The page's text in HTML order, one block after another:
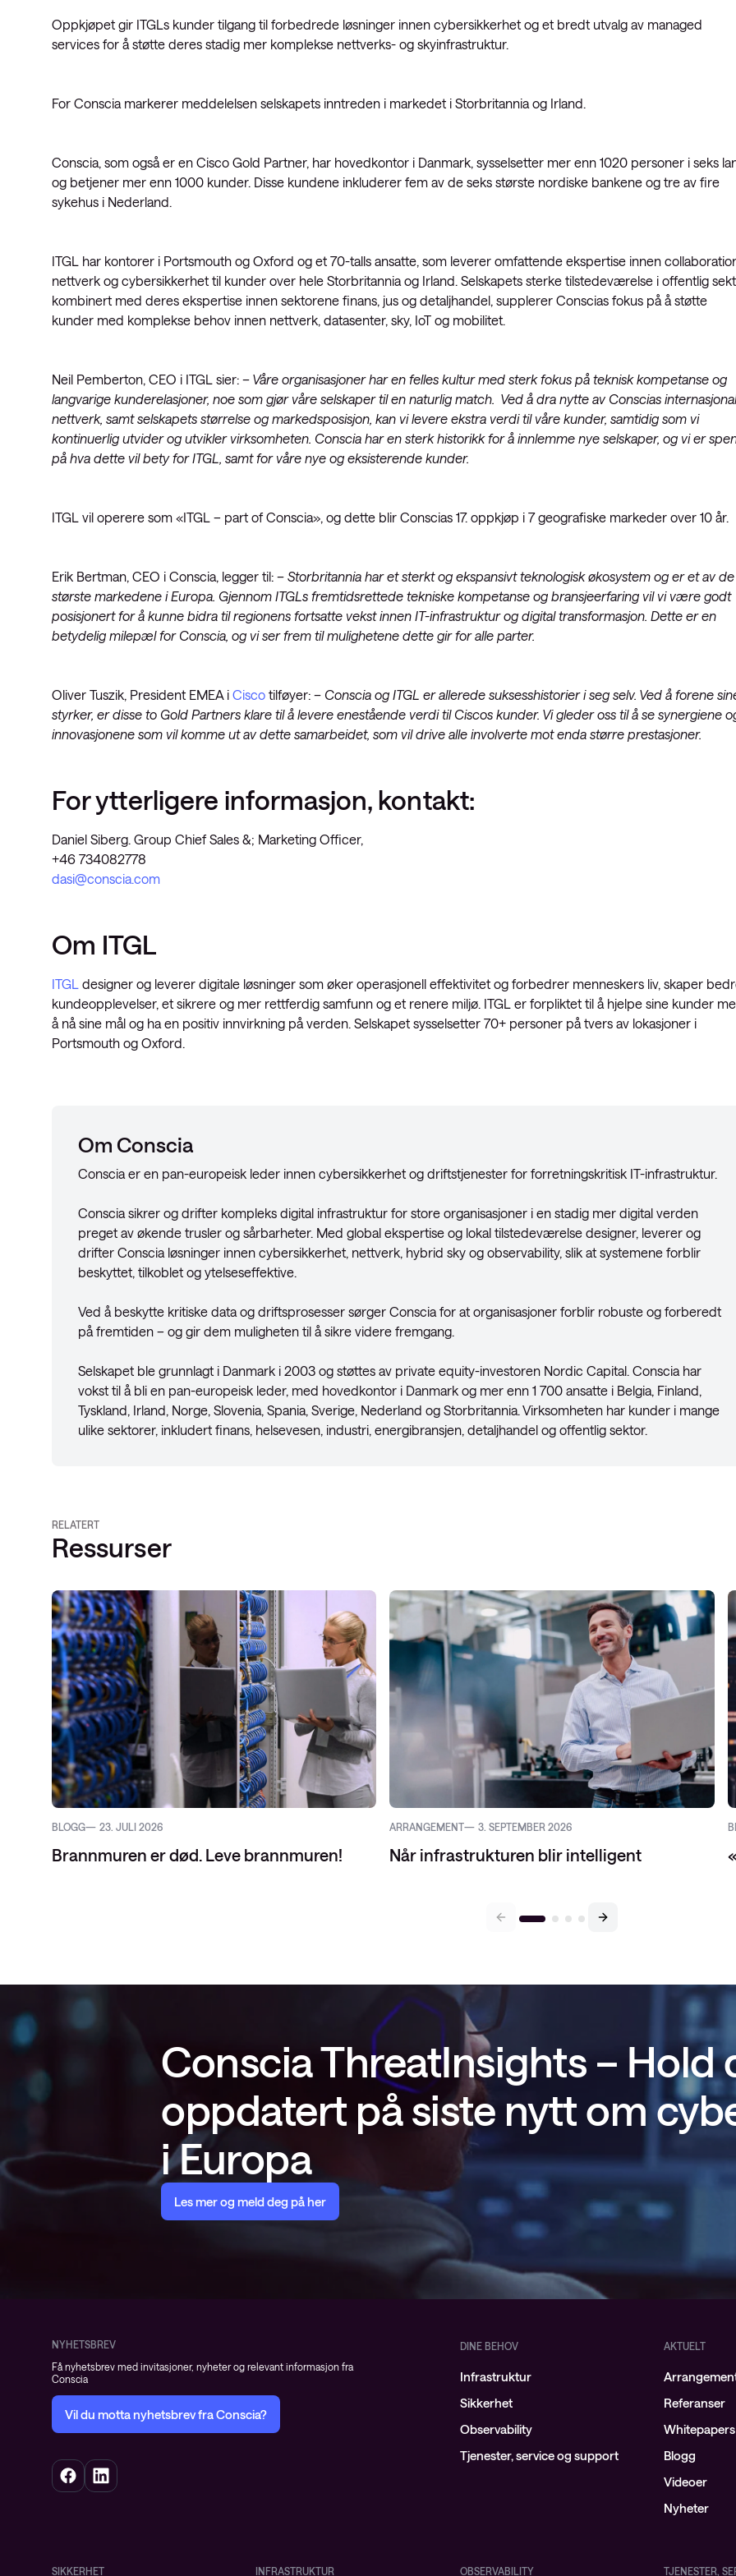
Oppkjøpet gir ITGLs kunder tilgang til forbedrede løsninger innen cybersikkerhet og et bredt utvalg av managed
services for å støtte deres stadig mer komplekse nettverks- og skyinfrastruktur.
For Conscia markerer meddelelsen selskapets inntreden i markedet i Storbritannia og Irland.
Conscia, som også er en Cisco Gold Partner, har hovedkontor i Danmark, sysselsetter mer enn 1020 personer i seks
og betjener mer enn 1000 kunder. Disse kundene inkluderer fem av de seks største nordiske bankene og tre av fire
sykehus i Nederland.
ITGL har kontorer i Portsmouth og Oxford og et 70-talls ansatte, som leverer omfattende ekspertise innen
nettverk og cybersikkerhet til kunder over hele Storbritannia og Irland. Selskapets sterke tilstedeværelse i offentlig
kombinert med deres ekspertise innen sektorene finans, jus og detaljhandel, supplerer Conscias fokus på å støtte
kunder med komplekse behov innen nettverk, datasenter, sky, IoT og mobilitet.
Neil Pemberton, CEO i ITGL sier: – Våre organisasjoner har en felles kultur med sterk fokus på teknisk kompetanse og
langvarige kunderelasjoner, noe som gjør våre selskaper til en naturlig match. Ved å dra nytte av Conscias
nettverk, samt selskapets størrelse og markedsposisjon, kan vi levere ekstra verdi til våre kunder, samtidig som vi
kontinuerlig utvider og utvikler virksomheten. Conscia har en sterk historikk for å innlemme nye selskaper, og vi er
på hva dette vil bety for ITGL, samt for våre nye og eksisterende kunder.
ITGL vil operere som «ITGL – part of Conscia», og dette blir Conscias 17. oppkjøp i 7 geografiske markeder over 10 år.
Erik Bertman, CEO i Conscia, legger til: – Storbritannia har et sterkt og ekspansivt teknologisk økosystem og er et av de
største markedene i Europa. Gjennom ITGLs fremtidsrettede tekniske kompetanse og bransjeerfaring vil vi være godt
posisjonert for å kunne bidra til regionens fortsatte vekst innen IT-infrastruktur og digital transformasjon. Dette er en
betydelig milepæl for Conscia, og vi ser frem til mulighetene dette gir for alle parter.
Oliver Tuszik, President EMEA i Cisco tilføyer: – Conscia og ITGL er allerede suksesshistorier i seg selv. Ved å forene
styrker, er disse to Gold Partners klare til å levere enestående verdi til Ciscos kunder. Vi gleder oss til å se synergiene
innovasjonene som vil komme ut av dette samarbeidet, som vil drive alle involverte mot enda større prestasjoner.
For ytterligere informasjon, kontakt:
Daniel Siberg. Group Chief Sales &; Marketing Officer,
+46 734082778
dasi@conscia.com
Om ITGL
ITGL designer og leverer digitale løsninger som øker operasjonell effektivitet og forbedrer menneskers liv, skaper
kundeopplevelser, et sikrere og mer rettferdig samfunn og et renere miljø. ITGL er forpliktet til å hjelpe sine kunder
å nå sine mål og ha en positiv innvirkning på verden. Selskapet sysselsetter 70+ personer på tvers av lokasjoner i
Portsmouth og Oxford.
Om Conscia
Conscia er en pan-europeisk leder innen cybersikkerhet og driftstjenester for forretningskritisk IT-infrastruktur.
Conscia sikrer og drifter kompleks digital infrastruktur for store organisasjoner i en stadig mer digital verden
preget av økende trusler og sårbarheter. Med global ekspertise og lokal tilstedeværelse designer, leverer og
drifter Conscia løsninger innen cybersikkerhet, nettverk, hybrid sky og observability, slik at systemene forblir
beskyttet, tilkoblet og ytelseseffektive.
Ved å beskytte kritiske data og driftsprosesser sørger Conscia for at organisasjoner forblir robuste og forberedt
på fremtiden – og gir dem muligheten til å sikre videre fremgang.
Selskapet ble grunnlagt i Danmark i 2003 og støttes av private equity-investoren Nordic Capital. Conscia har
vokst til å bli en pan-europeisk leder, med hovedkontor i Danmark og mer enn 1 700 ansatte i Belgia, Finland,
Tyskland, Irland, Norge, Slovenia, Spania, Sverige, Nederland og Storbritannia. Virksomheten har kunder i mange
ulike sektorer, inkludert finans, helsevesen, industri, energibransjen, detaljhandel og offentlig sektor.
RELATERT
Ressurser
BLOGG 23. JULI 2026
Brannmuren er død. Leve brannmuren!
ARRANGEMENT 3. SEPTEMBER 2026
Når infrastrukturen blir intelligent
Conscia ThreatInsights – Hold
oppdatert på siste nytt om
i Europa
Les mer og meld deg på her
NYHETSBREV
Få nyhetsbrev med invitasjoner, nyheter og relevant informasjon fra
Conscia
Vil du motta nyhetsbrev fra Conscia?
DINE BEHOV
Infrastruktur
Sikkerhet
Observability
Tjenester, service og support
AKTUELT
Referanser
Whitepapers
Blogg
Videoer
Nyheter
SIKKERHET INFRASTRUKTUR OBSERVABILITY TJENESTER,